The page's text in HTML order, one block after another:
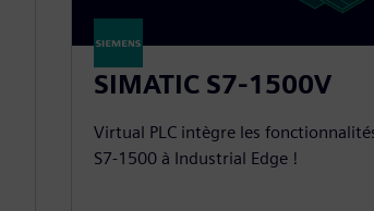
SIMATIC S7-1500V
Virtual PLC intègre les
S7-1500 à Industrial Edge !